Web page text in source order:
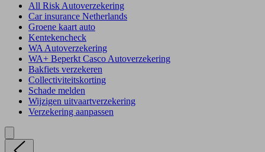
All Risk Autoverzekering
Car insurance Netherlands
Groene kaart auto
Kentekencheck
WA Autoverzekering
WA+ Beperkt Casco Autoverzekering
Bakfiets verzekeren
Collectiviteitskorting
Schade melden
Wijzigen uitvaartverzekering
Verzekering aanpassen